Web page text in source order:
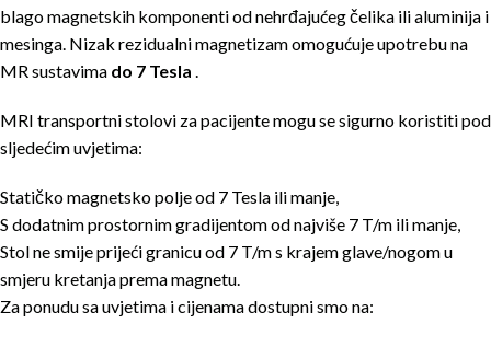
blago magnetskih komponenti od nehrđajućeg čelika ili aluminija i
mesinga. Nizak rezidualni magnetizam omogućuje upotrebu na
MR sustavima do 7 Tesla .
MRI transportni stolovi za pacijente mogu se sigurno koristiti pod
sljedećim uvjetima:
Statičko magnetsko polje od 7 Tesla ili manje,
S dodatnim prostornim gradijentom od najviše 7 T/m ili manje,
Stol ne smije prijeći granicu od 7 T/m s krajem glave/nogom u
smjeru kretanja prema magnetu.
Za ponudu sa uvjetima i cijenama dostupni smo na: